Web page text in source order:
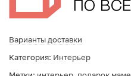
Варианты доставки
Категория: Интерьер